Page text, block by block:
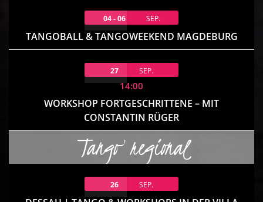
04 - 06 SEP.
TANGOBALL & TANGOWEEKEND MAGDEBURG
27 SEP.
14:00
WORKSHOP FORTGESCHRITTENE – MIT
CONSTANTIN RÜGER
Tango regional
26 SEP.